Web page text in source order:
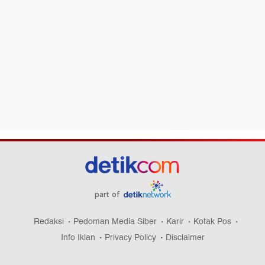
part of
Redaksi Pedoman Media Siber Karir
Kotak Pos
Info Iklan
Privacy Policy Disclaimer